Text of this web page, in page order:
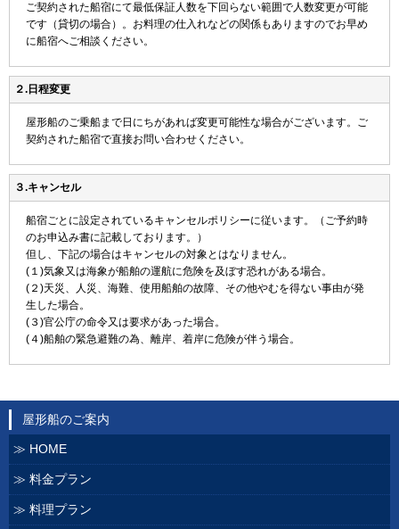
ご契約された船宿にて最低保証人数を下回らない範囲で人数変更が可能
です（貸切の場合）。お料理の仕入れなどの関係もありますのでお早め
に船宿へご相談ください。
２.日程変更
屋形船のご乗船まで日にちがあれば変更可能性な場合がございます。ご
契約された船宿で直接お問い合わせください。
３.キャンセル
船宿ごとに設定されているキャンセルポリシーに従います。（ご予約時
のお申込み書に記載しております。）
但し、下記の場合はキャンセルの対象とはなりません。
(１)気象又は海象が船舶の運航に危険を及ぼす恐れがある場合。
(２)天災、人災、海難、使用船舶の故障、その他やむを得ない事由が発
生した場合。
(３)官公庁の命令又は要求があった場合。
(４)船舶の緊急避難の為、離岸、着岸に危険が伴う場合。
屋形船のご案内
HOME
料金プラン
料理プラン